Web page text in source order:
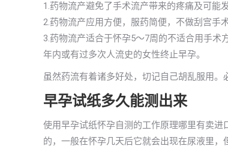
1.药物流产避免了手术流产带来的疼痛及可能
2.药物流产应用方便，服药简便，不做刮宫手
3.药物流产适合于怀孕5～7周的不适合用手
年内或有过多次人流史的女性终止早孕。
虽然药流有着诸多好处，切记自己胡乱服用。
早孕试纸多久能测出来
使用早孕试纸怀孕自测的工作原理哪里有卖
的，一般在怀孕几天后它就会出现在尿液里